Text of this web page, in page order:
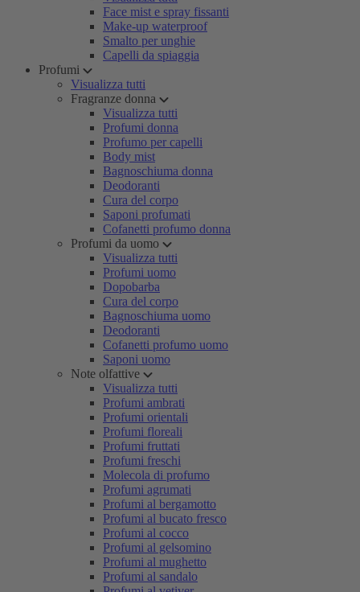
Face mist e spray fissanti
Make-up waterproof
Smalto per unghie
Capelli da spiaggia
Profumi
Visualizza tutti
Fragranze donna
Visualizza tutti
Profumi donna
Profumo per capelli
Body mist
Bagnoschiuma donna
Deodoranti
Cura del corpo
Saponi profumati
Cofanetti profumo donna
Profumi da uomo
Visualizza tutti
Profumi uomo
Dopobarba
Cura del corpo
Bagnoschiuma uomo
Deodoranti
Cofanetti profumo uomo
Saponi uomo
Note olfattive
Visualizza tutti
Profumi ambrati
Profumi orientali
Profumi floreali
Profumi fruttati
Profumi freschi
Molecola di profumo
Profumi agrumati
Profumi al bergamotto
Profumi al bucato fresco
Profumi al cocco
Profumi al gelsomino
Profumi al mughetto
Profumi al sandalo